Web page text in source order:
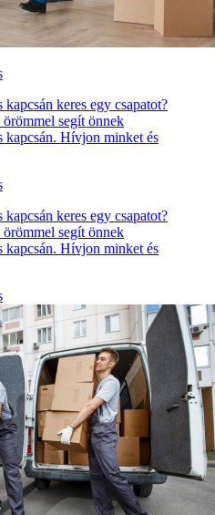
keres egy csapatot?
segít önnek
kapcsán. Hívjon minket és
keres egy csapatot?
segít önnek
kapcsán. Hívjon minket és